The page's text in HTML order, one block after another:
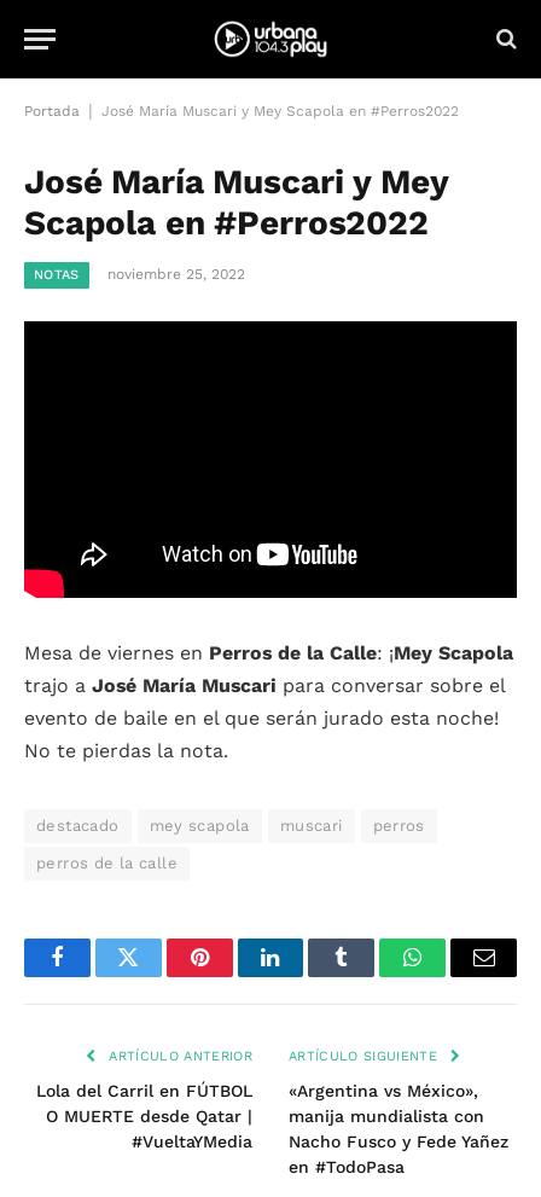
Portada José María Muscari y Mey Scapola en #Perros2022
José María Muscari y Mey
Scapola en #Perros2022
NOTAS noviembre 25, 2022
Mesa de viernes en Perros de la Calle: ¡Mey Scapola
trajo a José María Muscari para conversar sobre el
evento de baile en el que serán jurado esta noche!
No te pierdas la nota.
destacado mey scapola muscari perros
perros de la calle
FacebookTwitter PinterestLinkedInTumblr WhatsAppEmail
ARTÍCULO ANTERIOR
Lola del Carril en FÚTBOL
O MUERTE desde Qatar |
#VueltaYMedia
ARTÍCULO SIGUIENTE
«Argentina vs México»,
manija mundialista con
Nacho Fusco y Fede Yañez
en #TodoPasa